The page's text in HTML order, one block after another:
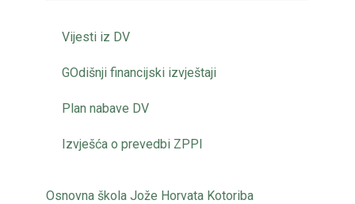
Vijesti iz DV
GOdišnji financijski izvještaji
Plan nabave DV
Izvješća o prevedbi ZPPI
Osnovna škola Jože Horvata Kotoriba